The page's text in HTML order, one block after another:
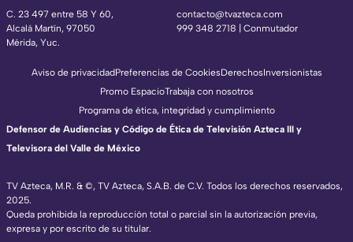
C. 23 497 entre 58 Y 60,
Alcalá Martín, 97050
Mérida, Yuc.
contacto@tvazteca.com
999 348 2718 | Conmutador
TV Azteca, M.R. & ©, TV Azteca, S.A.B. de C.V. Todos los derechos reservados,
2025.
Queda prohibida la reproducción total o parcial sin la autorización previa,
expresa y por escrito de su titular.
Aviso de privacidadPreferencias de CookiesDerechosInversionistas
Promo EspacioTrabaja con nosotros
Programa de ética, integridad y cumplimiento
Defensor de Audiencias y Código de Ética de Televisión Azteca III y
Televisora del Valle de México